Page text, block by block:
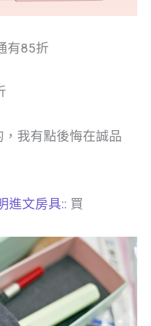
有85折
我有點後悔在誠品
進文房具:: 買